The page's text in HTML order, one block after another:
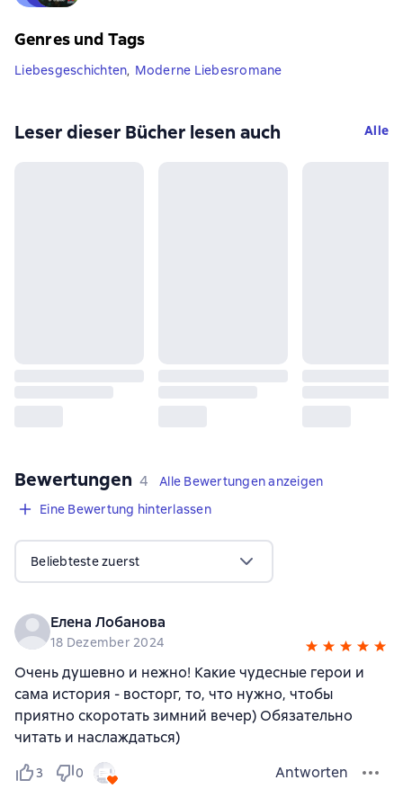
Genres und Tags
Liebesgeschichten, Moderne Liebesromane
Leser dieser Bücher lesen auch Alle
Bewertungen 4 Bewertungen
4
Alle Bewertungen anzeigen
Eine Bewertung hinterlassen
Beliebteste zuerst
Елена Лобанова
18 Dezember 2024
Очень душевно и нежно! Какие чудесные герои и
сама история - восторг, то, что нужно, чтобы
приятно скоротать зимний вечер) Обязательно
читать и наслаждаться)
3 0 Antworten